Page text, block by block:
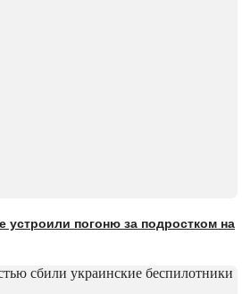
устроили погоню за подростком на